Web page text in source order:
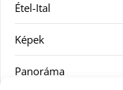
Étel-Ital
Képek
Panoráma